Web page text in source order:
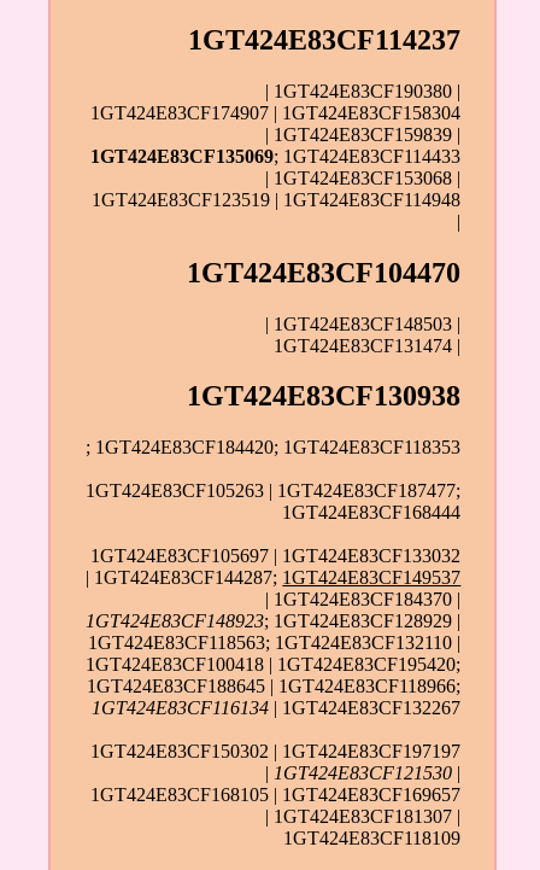
1GT424E83CF114237
| 1GT424E83CF190380 |
1GT424E83CF174907 | 1GT424E83CF158304
| 1GT424E83CF159839 |
1GT424E83CF135069; 1GT424E83CF114433
| 1GT424E83CF153068 |
1GT424E83CF123519 | 1GT424E83CF114948
|
1GT424E83CF104470
| 1GT424E83CF148503 |
1GT424E83CF131474 |
1GT424E83CF130938
; 1GT424E83CF184420; 1GT424E83CF118353
1GT424E83CF105263 | 1GT424E83CF187477;
1GT424E83CF168444
1GT424E83CF105697 | 1GT424E83CF133032
| 1GT424E83CF144287; 1GT424E83CF149537
| 1GT424E83CF184370 |
1GT424E83CF148923; 1GT424E83CF128929 |
1GT424E83CF118563; 1GT424E83CF132110 |
1GT424E83CF100418 | 1GT424E83CF195420;
1GT424E83CF188645 | 1GT424E83CF118966;
1GT424E83CF116134 | 1GT424E83CF132267
1GT424E83CF150302 | 1GT424E83CF197197
| 1GT424E83CF121530 |
1GT424E83CF168105 | 1GT424E83CF169657
| 1GT424E83CF181307 |
1GT424E83CF118109